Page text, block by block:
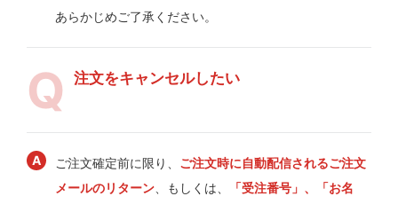
あらかじめご了承ください。
注文をキャンセルしたい
ご注文確定前に限り、 ご注文時に自動配信されるご注文
メールのリターン 、もしくは、
「受注番号」、「お名